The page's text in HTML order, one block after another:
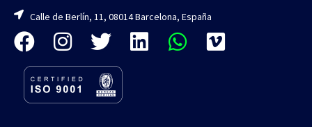
Calle de Berlín, 11, 08014 Barcelona, España